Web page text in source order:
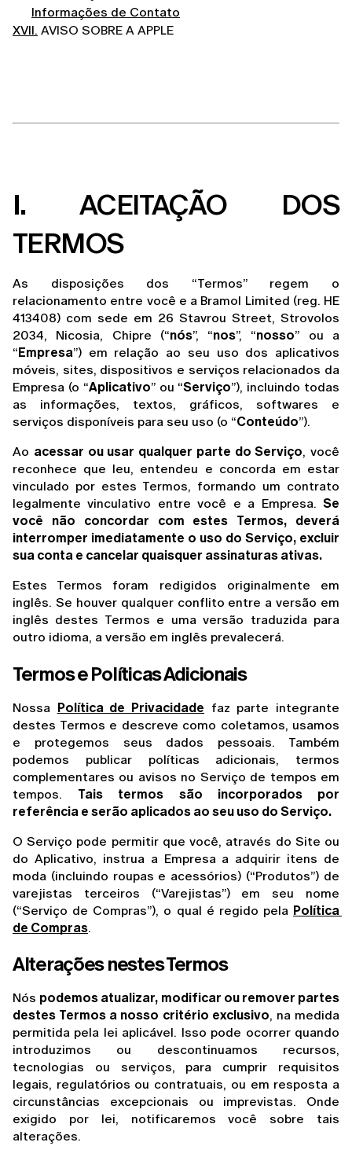
Informações de Contato
XVII. AVISO SOBRE A APPLE
I. ACEITAÇÃO DOS
TERMOS
As disposições dos “Termos” regem o
relacionamento entre você e a Bramol Limited (reg. HE
413408) com sede em 26 Stavrou Street, Strovolos
2034, Nicosia, Chipre (“nós”, “nos”, “nosso” ou a
“Empresa”) em relação ao seu uso dos aplicativos
móveis, sites, dispositivos e serviços relacionados da
Empresa (o “Aplicativo” ou “Serviço”), incluindo todas
as informações, textos, gráficos, softwares e
serviços disponíveis para seu uso (o “Conteúdo”).
Ao acessar ou usar qualquer parte do Serviço, você
reconhece que leu, entendeu e concorda em estar
vinculado por estes Termos, formando um contrato
legalmente vinculativo entre você e a Empresa. Se
você não concordar com estes Termos, deverá
interromper imediatamente o uso do Serviço, excluir
sua conta e cancelar quaisquer assinaturas ativas.
Estes Termos foram redigidos originalmente em
inglês. Se houver qualquer conflito entre a versão em
inglês destes Termos e uma versão traduzida para
outro idioma, a versão em inglês prevalecerá.
Termos e Políticas Adicionais
Nossa Política de Privacidade faz parte integrante
destes Termos e descreve como coletamos, usamos
e protegemos seus dados pessoais. Também
podemos publicar políticas adicionais, termos
complementares ou avisos no Serviço de tempos em
tempos. Tais termos são incorporados por
referência e serão aplicados ao seu uso do Serviço.
O Serviço pode permitir que você, através do Site ou
do Aplicativo, instrua a Empresa a adquirir itens de
moda (incluindo roupas e acessórios) (“Produtos”) de
varejistas terceiros (“Varejistas”) em seu nome
(“Serviço de Compras”), o qual é regido pela Política
de Compras.
Alterações nestes Termos
Nós podemos atualizar, modificar ou remover partes
destes Termos a nosso critério exclusivo, na medida
permitida pela lei aplicável. Isso pode ocorrer quando
introduzimos ou descontinuamos recursos,
tecnologias ou serviços, para cumprir requisitos
legais, regulatórios ou contratuais, ou em resposta a
circunstâncias excepcionais ou imprevistas. Onde
exigido por lei, notificaremos você sobre tais
alterações.